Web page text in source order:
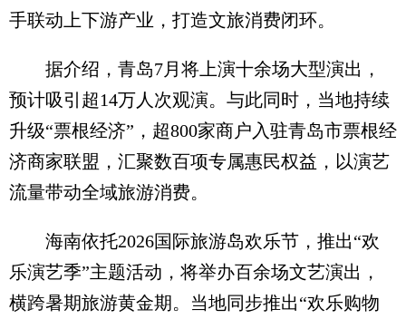
手联动上下游产业，打造文旅消费闭环。
据介绍，青岛7月将上演十余场大型演出，
预计吸引超14万人次观演。与此同时，当地持续
升级“票根经济”，超800家商户入驻青岛市票根经
济商家联盟，汇聚数百项专属惠民权益，以演艺
流量带动全域旅游消费。
海南依托2026国际旅游岛欢乐节，推出“欢
乐演艺季”主题活动，将举办百余场文艺演出，
横跨暑期旅游黄金期。当地同步推出“欢乐购物